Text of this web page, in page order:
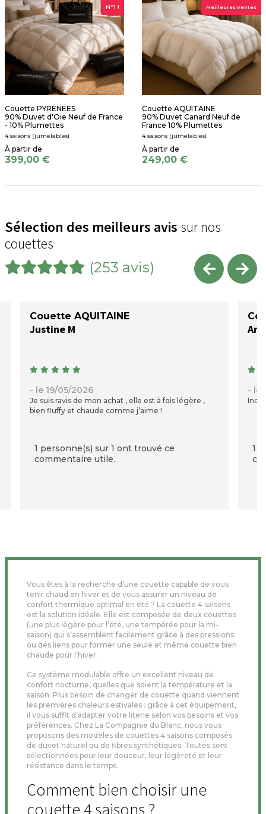
N°1 !
Couette PYRÉNÉES
90% Duvet d'Oie Neuf de France
- 10% Plumettes
4 saisons (jumelables)
399,00 €
Meilleures Ventes
Couette AQUITAINE
90% Duvet Canard Neuf de
France 10% Plumettes
4 saisons (jumelables)
249,00 €
Sélection des meilleurs avis sur nos
couettes
(253 avis)
Couette AQUITAINE
Justine M
- le 19/05/2026
Je suis ravis de mon achat , elle est à fois légère ,
bien fluffy et chaude comme j’aime !
1 personne(s) sur 1 ont trouvé ce
commentaire utile.
- le
1
Vous êtes à la recherche d’une couette capable de vous
tenir chaud en hiver et de vous assurer un niveau de
confort thermique optimal en été ? La couette 4 saisons
est la solution idéale. Elle est composée de deux couettes
(une plus légère pour l’été, une tempérée pour la mi-
saison) qui s’assemblent facilement grâce à des pressions
ou des liens pour former une seule et même couette bien
chaude pour l’hiver.
Ce système modulable offre un excellent niveau de
confort nocturne, quelles que soient la température et la
saison. Plus besoin de changer de couette quand viennent
les premières chaleurs estivales : grâce à cet équipement,
il vous suffit d’adapter votre literie selon vos besoins et vos
préférences. Chez La Compagnie du Blanc, nous vous
proposons des modèles de couettes 4 saisons composés
de duvet naturel ou de fibres synthétiques. Toutes sont
sélectionnées pour leur douceur, leur légèreté et leur
résistance dans le temps.
Comment bien choisir une
couette 4 saisons ?